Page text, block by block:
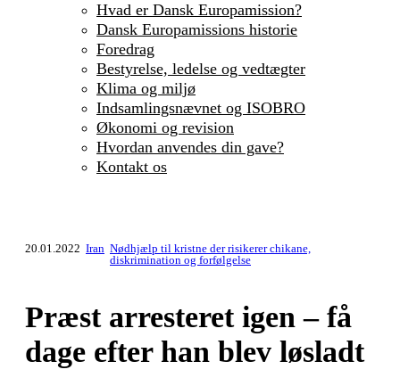
Hvad er Dansk Europamission?
Dansk Europamissions historie
Foredrag
Bestyrelse, ledelse og vedtægter
Klima og miljø
Indsamlingsnævnet og ISOBRO
Økonomi og revision
Hvordan anvendes din gave?
Kontakt os
20.01.2022 Iran Nødhjælp til kristne der risikerer chikane,
diskrimination og forfølgelse
Præst arresteret igen – få
dage efter han blev løsladt